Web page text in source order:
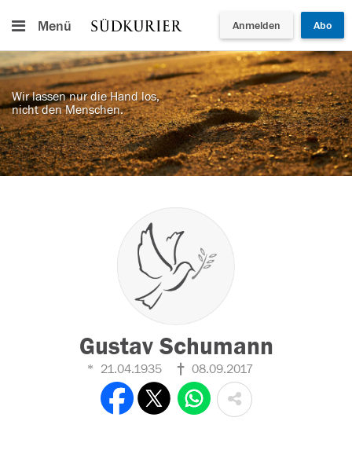
Menü Anmelden Abo
Wir lassen nur die Hand los,
nicht den Menschen.
Gustav Schumann
21.04.1935 08.09.2017